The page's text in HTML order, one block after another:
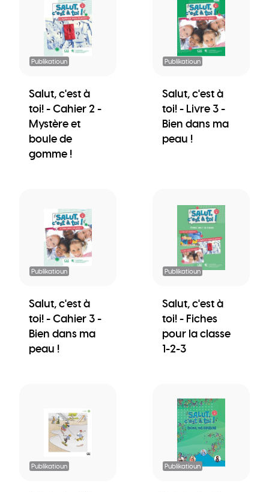
Publikatioun
Salut, c'est à
toi! - Cahier 2 -
Mystère et
boule de
gomme !
Publikatioun
Salut, c'est à
toi! - Livre 3 -
Bien dans ma
peau !
Publikatioun
Salut, c'est à
toi! - Cahier 3 -
Bien dans ma
peau !
Publikatioun
Salut, c'est à
toi! - Fiches
pour la classe
1-2-3
Publikatioun Publikatioun